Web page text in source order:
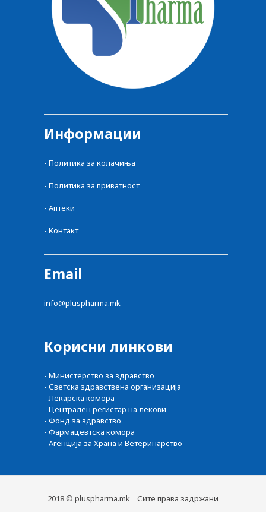
Информации
- Политика за колачиња
- Политика за приватност
- Аптеки
- Контакт
Email
info@pluspharma.mk
Корисни линкови
- Министерство за здравство
- Светска здравствена организација
- Лекарска комора
- Централен регистар на лекови
- Фонд за здравство
- Фармацевтска комора
- Агенција за Храна и Ветеринарство
2018 © pluspharma.mk Сите права задржани